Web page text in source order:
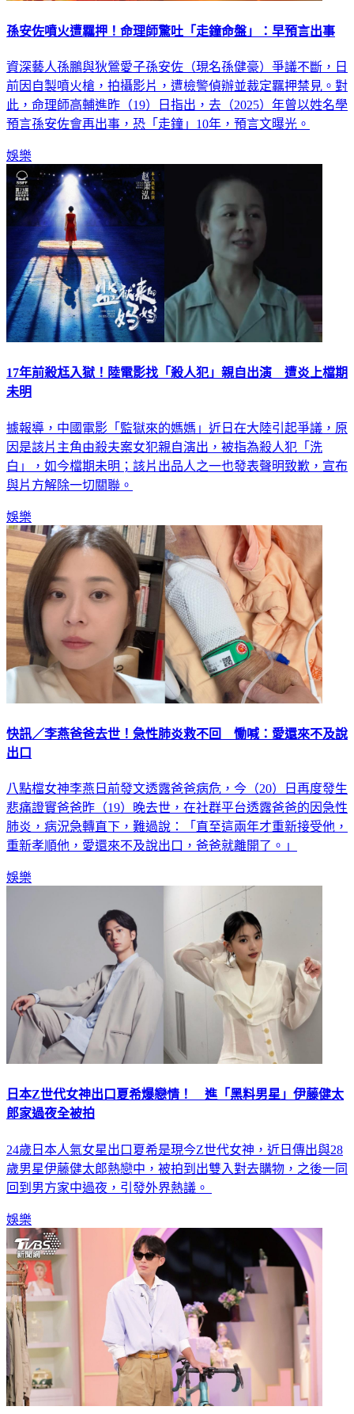
孫安佐噴火遭羈押！命理師驚吐「走鐘命盤」：早預言出事
資深藝人孫鵬與狄鶯愛子孫安佐（現名孫健豪）爭議不斷，日
前因自製噴火槍，拍攝影片，遭檢警偵辦並裁定羈押禁見。對
此，命理師高輔進昨（19）日指出，去（2025）年曾以姓名學
預言孫安佐會再出事，恐「走鐘」10年，預言文曝光。
娛樂
17年前殺尪入獄！陸電影找「殺人犯」親自出演 遭炎上檔期
未明
據報導，中國電影「監獄來的媽媽」近日在大陸引起爭議，原
因是該片主角由殺夫案女犯親自演出，被指為殺人犯「洗
白」，如今檔期未明；該片出品人之一也發表聲明致歉，宣布
與片方解除一切關聯。
娛樂
快訊／李燕爸爸去世！急性肺炎救不回 慟喊：愛還來不及說
出口
八點檔女神李燕日前發文透露爸爸病危，今（20）日再度發生
悲痛證實爸爸昨（19）晚去世，在社群平台透露爸爸的因急性
肺炎，病況急轉直下，難過說：「直至這兩年才重新接受他，
重新孝順他，愛還來不及說出口，爸爸就離開了。」
娛樂
日本Z世代女神出口夏希爆戀情！ 進「黑料男星」伊藤健太
郎家過夜全被拍
24歲日本人氣女星出口夏希是現今Z世代女神，近日傳出與28
歲男星伊藤健太郎熱戀中，被拍到出雙入對去購物，之後一同
回到男方家中過夜，引發外界熱議。
娛樂